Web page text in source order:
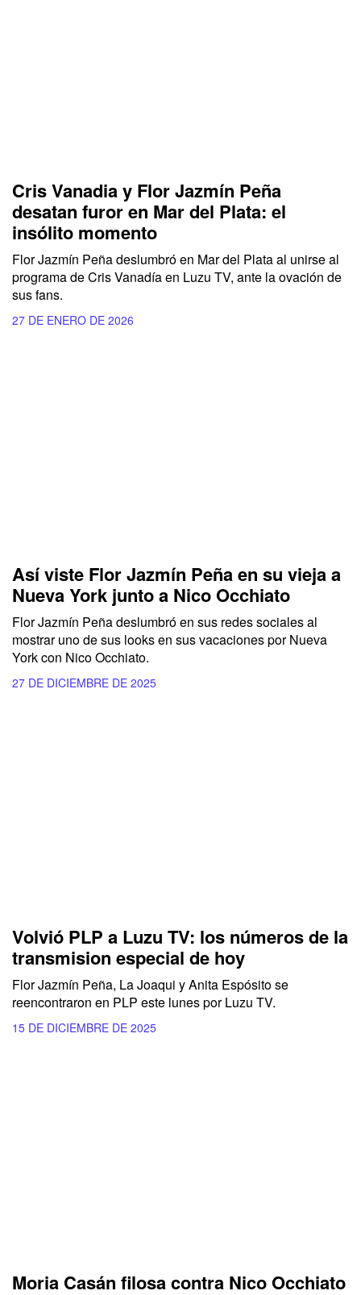
Cris Vanadia y Flor Jazmín Peña
desatan furor en Mar del Plata: el
insólito momento
Flor Jazmín Peña deslumbró en Mar del Plata al unirse al
programa de Cris Vanadía en Luzu TV, ante la ovación de
sus fans.
27 DE ENERO DE 2026
Así viste Flor Jazmín Peña en su vieja a
Nueva York junto a Nico Occhiato
Flor Jazmín Peña deslumbró en sus redes sociales al
mostrar uno de sus looks en sus vacaciones por Nueva
York con Nico Occhiato.
27 DE DICIEMBRE DE 2025
Volvió PLP a Luzu TV: los números de la
transmision especial de hoy
Flor Jazmín Peña, La Joaqui y Anita Espósito se
reencontraron en PLP este lunes por Luzu TV.
15 DE DICIEMBRE DE 2025
Moria Casán filosa contra Nico Occhiato